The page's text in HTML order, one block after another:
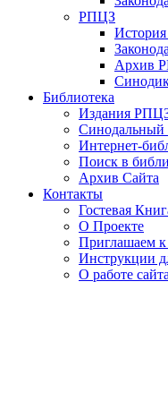
РПЦЗ
Архив
Библиотека
Издания
Синодальный
Интернет-
Поиск в
Архив Сайта
Контакты
Гостевая
О Проекте
Приглашаем к
Инструкции
О работе сайта